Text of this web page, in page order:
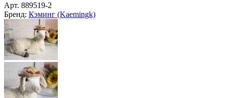
Арт. 889519-2
Бренд: Кэминг (Kaemingk)